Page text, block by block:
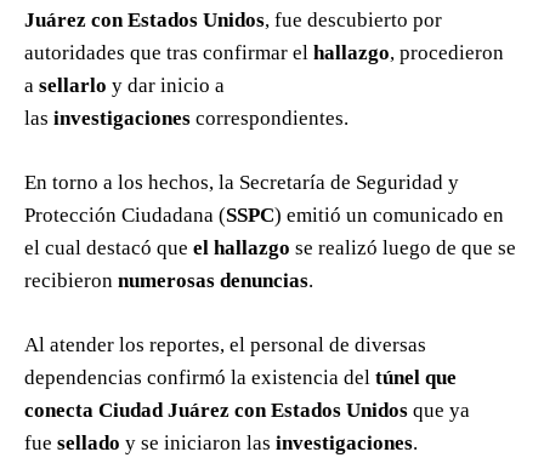
Juárez con Estados Unidos, fue descubierto por
autoridades que tras confirmar el hallazgo, procedieron
a sellarlo y dar inicio a
las investigaciones correspondientes.
En torno a los hechos, la Secretaría de Seguridad y
Protección Ciudadana (SSPC) emitió un comunicado en
el cual destacó que el hallazgo se realizó luego de que se
recibieron numerosas denuncias.
Al atender los reportes, el personal de diversas
dependencias confirmó la existencia del túnel que
conecta Ciudad Juárez con Estados Unidos que ya
fue sellado y se iniciaron las investigaciones.